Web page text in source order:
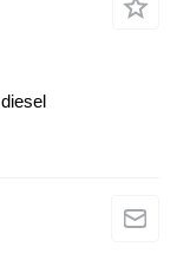
diesel